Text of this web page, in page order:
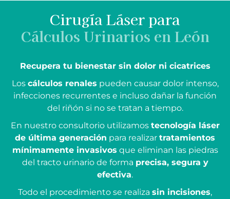
Cirugía Láser para
Cálculos Urinarios en León
Recupera tu bienestar sin dolor ni cicatrices
Los cálculos renales pueden causar dolor intenso,
infecciones recurrentes e incluso dañar la función
del riñón si no se tratan a tiempo.
En nuestro consultorio utilizamos tecnología láser
de última generación para realizar tratamientos
mínimamente invasivos que eliminan las piedras
del tracto urinario de forma precisa, segura y
efectiva.
Todo el procedimiento se realiza sin incisiones,